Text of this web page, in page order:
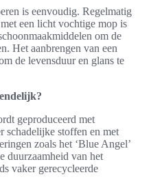
is eenvoudig. Regelmatig
een licht vochtige mop is
om de
Het aanbrengen van een
de levensduur en glans te
geproduceerd met
schadelijke stoffen en met
zoals het ‘Blue Angel’
duurzaamheid van het
vaker gerecycleerde